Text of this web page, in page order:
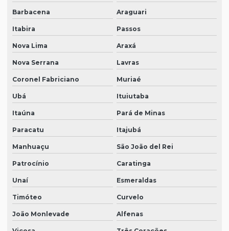
Barbacena Araguari
Itabira Passos
Nova Lima Araxá
Nova Serrana Lavras
Coronel Fabriciano Muriaé
Ubá Ituiutaba
Itaúna Pará de Minas
Paracatu Itajubá
Manhuaçu São João del Rei
Patrocínio Caratinga
Unaí Esmeraldas
Timóteo Curvelo
João Monlevade Alfenas